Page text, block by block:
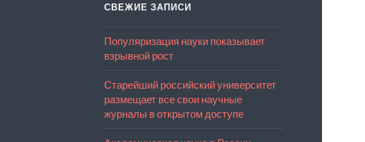
СВЕЖИЕ ЗАПИСИ
Популяризация науки показывает
взрывной рост
Старейший российский университет
размещает все свои научные
журналы в открытом доступе